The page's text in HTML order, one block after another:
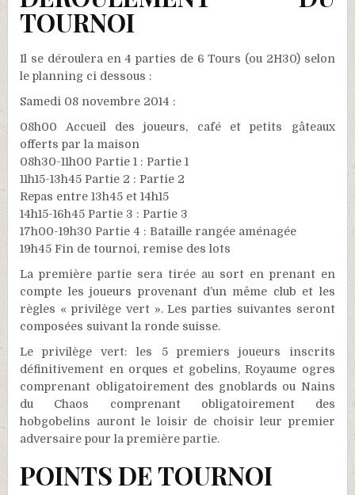
TOURNOI
Il se déroulera en 4 parties de 6 Tours (ou 2H30) selon
le planning ci dessous :
Samedi 08 novembre 2014 :
08h00 Accueil des joueurs, café et petits gâteaux
offerts par la maison
08h30-11h00 Partie 1 : Partie 1
11h15-13h45 Partie 2 : Partie 2
Repas entre 13h45 et 14h15
14h15-16h45 Partie 3 : Partie 3
17h00-19h30 Partie 4 : Bataille rangée aménagée
19h45 Fin de tournoi, remise des lots
La première partie sera tirée au sort en prenant en
compte les joueurs provenant d’un même club et les
règles « privilège vert ». Les parties suivantes seront
composées suivant la ronde suisse.
Le privilège vert: les 5 premiers joueurs inscrits
définitivement en orques et gobelins, Royaume ogres
comprenant obligatoirement des gnoblards ou Nains
du Chaos comprenant obligatoirement des
hobgobelins auront le loisir de choisir leur premier
adversaire pour la première partie.
POINTS DE TOURNOI